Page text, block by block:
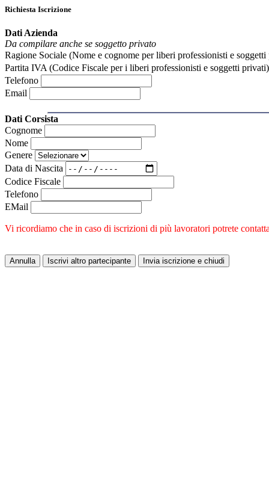
Richiesta Iscrizione
Dati Azienda
Da compilare anche se soggetto privato
Ragione Sociale (Nome e cognome per liberi professionisti e
Partita IVA (Codice Fiscale per i liberi professionisti e soggetti privati)
Telefono
Email
Dati Corsista
Cognome
Nome
Genere
Data di Nascita
Codice Fiscale
Telefono
EMail
Vi ricordiamo che in caso di iscrizioni di più lavoratori potrete
Annulla Iscrivi altro partecipante Invia iscrizione e chiudi